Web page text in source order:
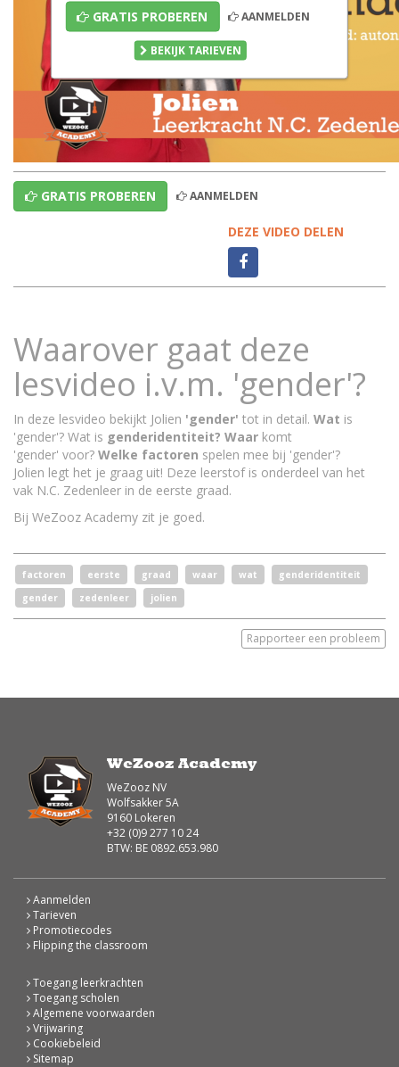
GRATIS PROBEREN AANMELDEN
BEKIJK TARIEVEN
GRATIS PROBEREN AANMELDEN
DEZE VIDEO DELEN
Waarover gaat deze
lesvideo i.v.m. 'gender'?
In deze lesvideo bekijkt Jolien 'gender' tot in detail. Wat is
'gender'? Wat is genderidentiteit? Waar komt
'gender' voor? Welke factoren spelen mee bij 'gender'?
Jolien legt het je graag uit! Deze leerstof is onderdeel van het
vak N.C. Zedenleer in de eerste graad.
Bij WeZooz Academy zit je goed.
factoren eerste graad waar wat
genderidentiteit
gender
zedenleer jolien
Rapporteer een probleem
WeZooz Academy
WeZooz NV
Wolfsakker 5A
9160 Lokeren
+32 (0)9 277 10 24
BTW: BE 0892.653.980
Aanmelden
Tarieven
Promotiecodes
Flipping the classroom
Toegang leerkrachten
Toegang scholen
Algemene voorwaarden
Vrijwaring
Cookiebeleid
Sitemap